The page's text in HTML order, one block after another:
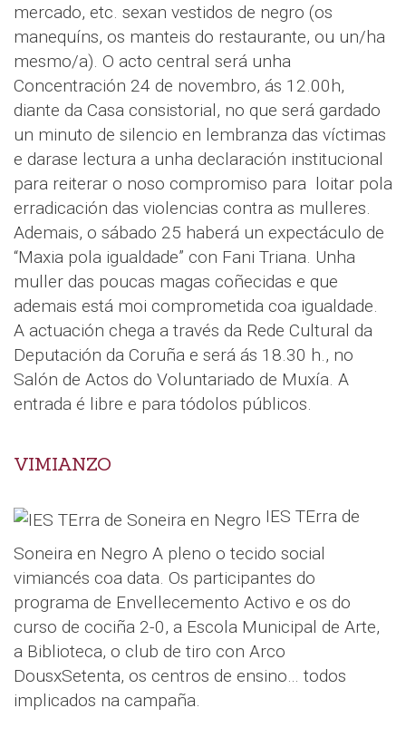
mercado, etc. sexan vestidos de negro (os
manequíns, os manteis do restaurante, ou un/ha
mesmo/a). O acto central será unha
Concentración 24 de novembro, ás 12.00h,
diante da Casa consistorial, no que será gardado
un minuto de silencio en lembranza das víctimas
e darase lectura a unha declaración institucional
para reiterar o noso compromiso para loitar pola
erradicación das violencias contra as mulleres.
Ademais, o sábado 25 haberá un expectáculo de
“Maxia pola igualdade” con Fani Triana. Unha
muller das poucas magas coñecidas e que
ademais está moi comprometida coa igualdade.
A actuación chega a través da Rede Cultural da
Deputación da Coruña e será ás 18.30 h., no
Salón de Actos do Voluntariado de Muxía. A
entrada é libre e para tódolos públicos.
VIMIANZO
IES TErra de
Soneira en Negro A pleno o tecido social
vimiancés coa data. Os participantes do
programa de Envellecemento Activo e os do
curso de cociña 2-0, a Escola Municipal de Arte,
a Biblioteca, o club de tiro con Arco
DousxSetenta, os centros de ensino… todos
implicados na campaña.